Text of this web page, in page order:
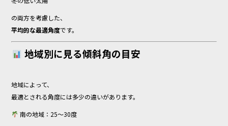
の両方を考慮した、
平均的な最適角度です。
地域別に見る傾斜角の目安
地域によって、
最適とされる角度には多少の違いがあります。
南の地域：25〜30度